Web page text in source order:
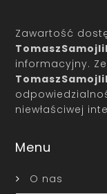
Zawartość
informacyjny.
niewłaściwej
Menu
O nas